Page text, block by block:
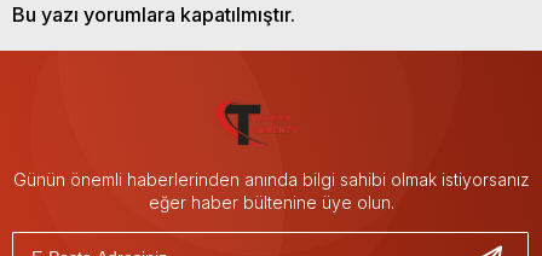
Bu yazı yorumlara kapatılmıştır.
Günün önemli haberlerinden anında bilgi sahibi olmak istiyorsanız
eğer haber bültenine üye olun.